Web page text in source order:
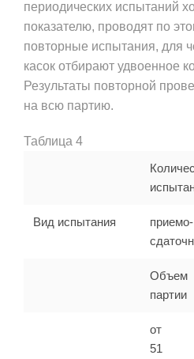
периодических испытаний
показателю, проводят по
повторные испытания, для
касок отбирают удвоенное
Результаты повторной
на всю партию.
Таблица 4
Вид испытания
приемо-
Объем
партии
от
51